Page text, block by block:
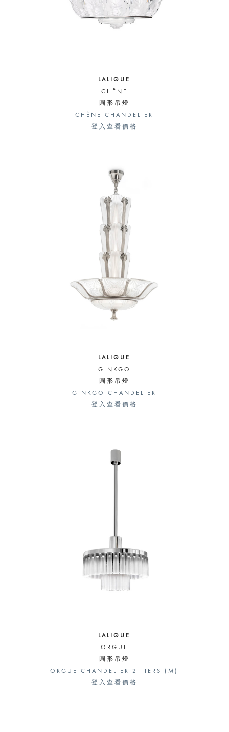
LALIQUE
CHÊNE
圓形吊燈
CHÊNE CHANDELIER
登入查看價格
LALIQUE
GINKGO
圓形吊燈
GINKGO CHANDELIER
登入查看價格
LALIQUE
ORGUE
圓形吊燈
ORGUE CHANDELIER 2 TIERS (M)
登入查看價格